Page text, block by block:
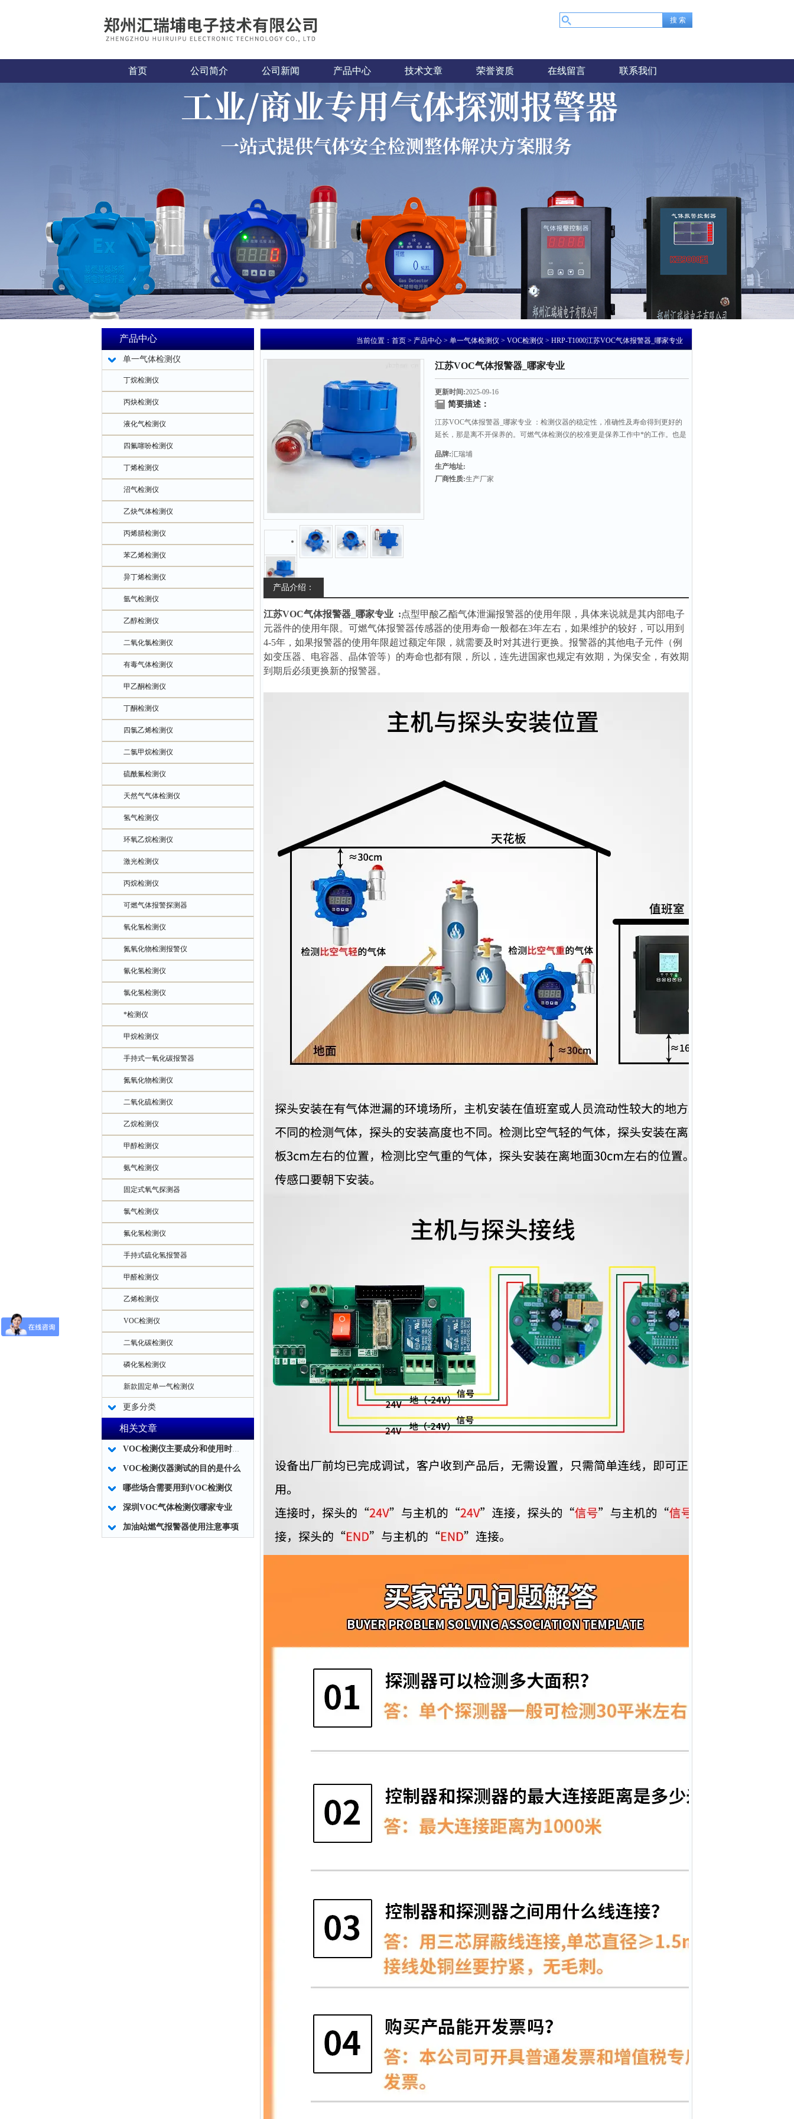
首页 公司简介 公司新闻 产品中心 技术文章 荣誉资质 在线留言 联系我们
产品中心
单一气体检测仪
丁烷检测仪
丙炔检测仪
液化气检测仪
四氟噻吩检测仪
丁烯检测仪
沼气检测仪
乙炔气体检测仪
丙烯腈检测仪
苯乙烯检测仪
异丁烯检测仪
氩气检测仪
乙醇检测仪
二氧化氯检测仪
有毒气体检测仪
甲乙酮检测仪
丁酮检测仪
四氯乙烯检测仪
二氯甲烷检测仪
硫酰氟检测仪
天然气气体检测仪
氢气检测仪
环氧乙烷检测仪
激光检测仪
丙烷检测仪
可燃气体报警探测器
氧化氢检测仪
氮氧化物检测报警仪
氰化氢检测仪
氯化氢检测仪
*检测仪
甲烷检测仪
手持式一氧化碳报警器
氮氧化物检测仪
二氧化硫检测仪
乙烷检测仪
甲醇检测仪
氨气检测仪
固定式氧气探测器
氯气检测仪
氟化氢检测仪
手持式硫化氢报警器
甲醛检测仪
乙烯检测仪
VOC检测仪
二氧化碳检测仪
磷化氢检测仪
新款固定单一气检测仪
更多分类
相关文章
VOC检测仪主要成分和使用时应注意事项
VOC检测仪器测试的目的是什么
哪些场合需要用到VOC检测仪
深圳VOC气体检测仪哪家专业
加油站燃气报警器使用注意事项
当前位置：首页>产品中心>单一气体检测仪>VOC检测仪> HRP-T1000江苏VOC气体报警器_哪家专业
江苏VOC气体报警器_哪家专业
更新时间:2025-09-16
简要描述：
江苏VOC气体报警器_哪家专业 ：检测仪器的稳定性，准确性及寿命得到更好的
延长，那是离不开保养的。可燃气体检测仪的校准更是保养工作中*的工作。也是
品牌:汇瑞埔
生产地址:
厂商性质:生产厂家
产品介绍：
江苏VOC气体报警器_哪家专业 :点型甲酸乙酯气体泄漏报警器的使用年限，具体来说就是其内部电子
元器件的使用年限。可燃气体报警器传感器的使用寿命一般都在3年左右，如果维护的较好，可以用到
4-5年，如果报警器的使用年限超过额定年限，就需要及时对其进行更换。报警器的其他电子元件（例
如变压器、电容器、晶体管等）的寿命也都有限，所以，连先进国家也规定有效期，为保安全，有效期
到期后必须更换新的报警器。